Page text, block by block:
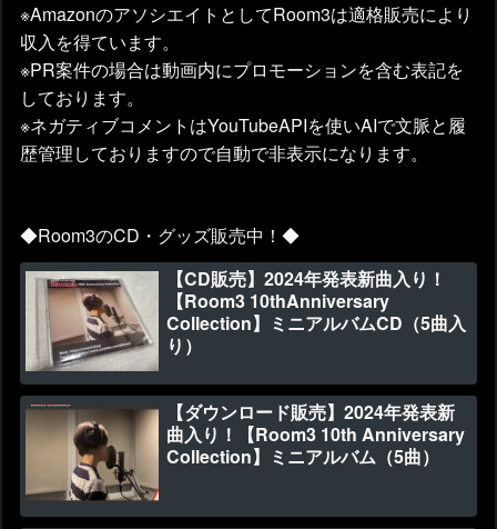
※AmazonのアソシエイトとしてRoom3は適格販売により
収入を得ています。
※PR案件の場合は動画内にプロモーションを含む表記を
しております。
※ネガティブコメントはYouTubeAPIを使いAIで文脈と履
歴管理しておりますので自動で非表示になります。
◆Room3のCD・グッズ販売中！◆
【CD販売】2024年発表新曲入り！
【Room3 10thAnniversary
Collection】ミニアルバムCD（5曲入
り）
【ダウンロード販売】2024年発表新
曲入り！【Room3 10th Anniversary
Collection】ミニアルバム（5曲）